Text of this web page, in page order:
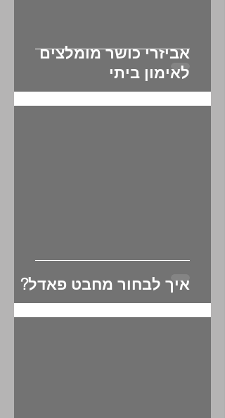
אביזרי כושר מומלצים
לאימון ביתי
איך לבחור מחבט פאדל?